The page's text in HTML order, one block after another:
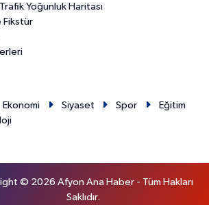
Yoğunluk Haritası
Fikstür
Ekonomi Siyaset Spor
Eğitim
© 2026 Afyon Ana Haber - Tüm Hakları
Saklıdır.